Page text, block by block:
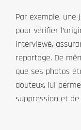
Par exemple,
pour vérifier
interviewé,
reportage. De
que ses photos
douteux, lui
suppression et